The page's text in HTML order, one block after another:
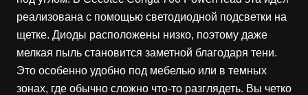
реализована с помощью светодиодной подсветки на
щетке. Диоды расположены низко, поэтому даже
мелкая пыль становится заметной благодаря тени.
Это особенно удобно под мебелью или в темных
зонах, где обычно сложно что-то разглядеть. Вы четко